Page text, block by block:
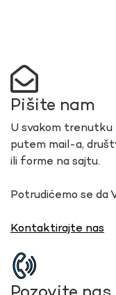
Pišite nam
U svakom trenutku
putem mail-a,
ili forme na sajtu.
Potrudićemo se da
Kontaktirajte nas